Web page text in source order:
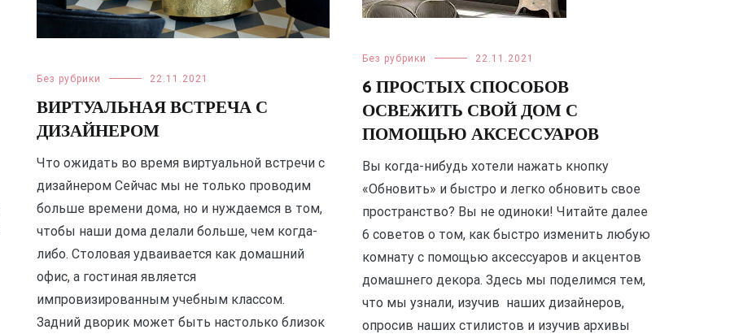
Без рубрики 22.11.2021
ВИРТУАЛЬНАЯ ВСТРЕЧА С
ДИЗАЙНЕРОМ
Что ожидать во время виртуальной встречи с
дизайнером Сейчас мы не только проводим
больше времени дома, но и нуждаемся в том,
чтобы наши дома делали больше, чем когда-
либо. Столовая удваивается как домашний
офис, а гостиная является
импровизированным учебным классом.
Задний дворик может быть настолько близок
Без рубрики 22.11.2021
6 ПРОСТЫХ СПОСОБОВ
ОСВЕЖИТЬ СВОЙ ДОМ С
ПОМОЩЬЮ АКСЕССУАРОВ
Вы когда-нибудь хотели нажать кнопку
«Обновить» и быстро и легко обновить свое
пространство? Вы не одиноки! Читайте далее
6 советов о том, как быстро изменить любую
комнату с помощью аксессуаров и акцентов
домашнего декора. Здесь мы поделимся тем,
что мы узнали, изучив наших дизайнеров,
опросив наших стилистов и изучив архивы